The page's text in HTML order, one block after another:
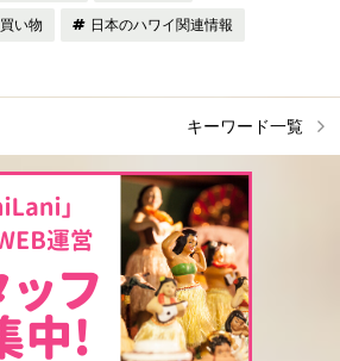
買い物 日本のハワイ関連情報
キーワード一覧